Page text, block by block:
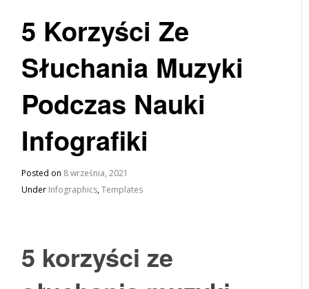
5 Korzyści Ze
Słuchania Muzyki
Podczas Nauki
Infografiki
Posted on 8 września, 2021
Under Infographics,Templates
5 korzyści ze